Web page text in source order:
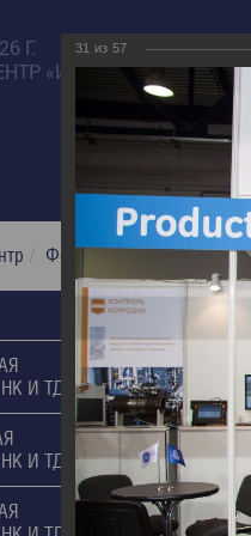
Г.
«ИЗМАЙЛОВО БЕТА»
Фотогалерея XX
XX
И ТД, 2017
И ТД, 2014
31 из 57